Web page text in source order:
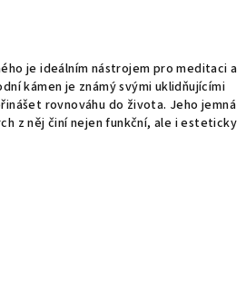
je ideálním nástrojem pro meditaci a
kámen je známý svými uklidňujícími
rovnováhu do života. Jeho jemná
z něj činí nejen funkční, ale i esteticky